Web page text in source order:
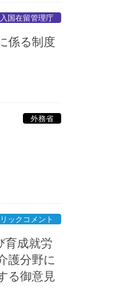
国在留管理庁
係る制度
外務省
ックコメント
育成就労
護分野に
る御意見